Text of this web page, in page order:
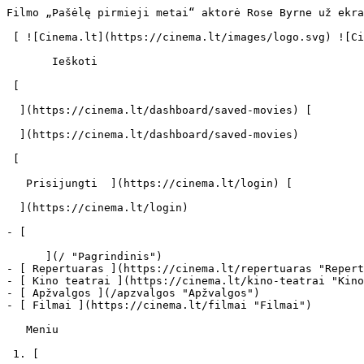
Filmo „Pašėlę pirmieji metai“ aktorė Rose Byrne už ekrano ribų – paprasta ir neatpažįstama - cinema.lt                            Ieškoti     

 [ ![Cinema.lt](https://cinema.lt/images/logo.svg) ![Cinema.lt](https://cinema.lt/images/favicon.svg) ](https://cinema.lt "Cinema.lt")

       Ieškoti     

 [  

  ](https://cinema.lt/dashboard/saved-movies) [  

  ](https://cinema.lt/dashboard/saved-movies)

 [  

   Prisijungti  ](https://cinema.lt/login) [  

  ](https://cinema.lt/login) 

- [  

      ](/ "Pagrindinis")
- [ Repertuaras ](https://cinema.lt/repertuaras "Repertuaras")
- [ Kino teatrai ](https://cinema.lt/kino-teatrai "Kino teatrai")
- [ Apžvalgos ](/apzvalgos "Apžvalgos")
- [ Filmai ](https://cinema.lt/filmai "Filmai")

   Meniu   

 1. [ 

      cinema.lt  ](/)
2. [  Naujienos  ](https://cinema.lt/naujienos)
3. Filmo „Pašėlę pirmieji metai“ aktorė Rose Byrne už ekrano ribų – paprasta ir neatpažįstama

Filmo „Pašėlę pirmieji metai“ aktorė Rose Byrne už ekrano ribų – paprasta ir neatpažįstama
==========================================================================================

Iš itin didelės sėkmės sulaukusių filmų, tokių kaip komedija „Sunokusios pamergės", siaubo filmas „Tūnąs tamsoje" ar veiksmo juosta „Iksmenai: pirma klasė" pažįstama Australijos aktorė Rose Byrne pasirodys visu gražumu naujajame filme „Pašėlę pirmieji metai" (angl. „Give It a Year"). Kovo 22 dieną Lietuvos kino teatrus pasieksiančiame filmų „Boratas", „Bruno" ir „Diktatorius" prodiuserio bei „Borato" ir „Bruno" scenarijų bendraautorio Dano Mazerio filme tamsiaplaukė atliks bjauroko būdo sutuoktinės vaidmenį.

Tiesa, duodama interviu Monstersandcritics.com 33-ejų R.Byrne papasakojo, kad gyvenime ji visai ne tokio būdo. „Tiek „Sunokusiose pamergėse", tiek juostoje „Pašėlę pirmieji metai" aš vaidinu stiprias moteris, kurios yra griežtai apsibrėžusios savo norų sąrašą. Jos elgiasi taip, kaip, jų nuomone, yra teisinga, jos labai stengiasi, atlieka savo pareigas, tačiau yra labai įsitempusios. Aš pati gyvenime esu atsipalaidavusi ir niekada nekuriu jokio sąrašo. Stengiuosi būti maloni, elgtis tinkamai, tačiau nemėginu visko sureguliuoti, leidžiu gyvenimui tekėti savo vaga. Aš tikrai paprastesnė už savo herojes", - kalbėjo ji.

Britų žurnalui „Esquire" aktorė taip pat paatviravo, kad kasdien ji ir atrodo kitaip, nei moterys, kuriomis ji virsta ekrane. R.Byrne tikino mieliau kasdienybėje besirenkanti anonimiškumą ir mėgstanti, kai gatvėje jos nepažįsta. „Tiesą sakant, labai džiaugiuosi, kad mane gatvėje nedažnai pažįsta - dėl to galiu netrukdoma atlikti savo darbus, kas daugeliui aktorių yra kone neįmanoma. Žinoma, Niujorkas, kuriame gyvenu, labai didelis, tačiau reikšmės turi ir tai, kad normaliame gyvenime nesu panaši į save ekrane. Visos mano herojės nuolat pasitempusios, vilki sukneles, yra pasidariusios nepriekaištingą manikiūrą. O aš kasdien vaikštinėju vilkėdama džinsus ar sportinę aprangą", - teigė Australijos žvaigždė.

R.Byrne savo heroję Nat filme „Pašėlę pirmieji metai" pavadino „ne pačia šilčiausia moterimi, stingančia humoro jausmo". „Jos ir jos rašytoju mėginančio tapti vyro Džošo (akt. Rafe‘as Spallas) santykiai išties įtempti. Nat yra ambicinga ir neurotiška, bet filmo eiga jus turėtų gerokai nustebinti, kai kurie dalykai labai skirsis nuo tų, kuriuos žiūrovai pratę matyti kitose romantinėse komedijose", - intrigavo aktorė.

Neįprasta, nenuspėjama, provokuojanti, necenzūruota ir pilna humoristinių išdaigų istorija iš šiuolaikinio Londono pagal geriausias „Borato" humoro tradicijas Lietuvos kino teatrus pasieks jau kovo 22 dieną.

Filmo „Pašėlę pirmieji metai" anonsas:

 Dalintis

 [ ![Facebook](https://cinema.lt/images/socials/facebook_icon.svg) ](https://www.facebook.com/sharer/sharer.php?u=https%3A%2F%2Fcinema.lt%2Fnaujienos%2Ffilmo-pasele-pirmieji-